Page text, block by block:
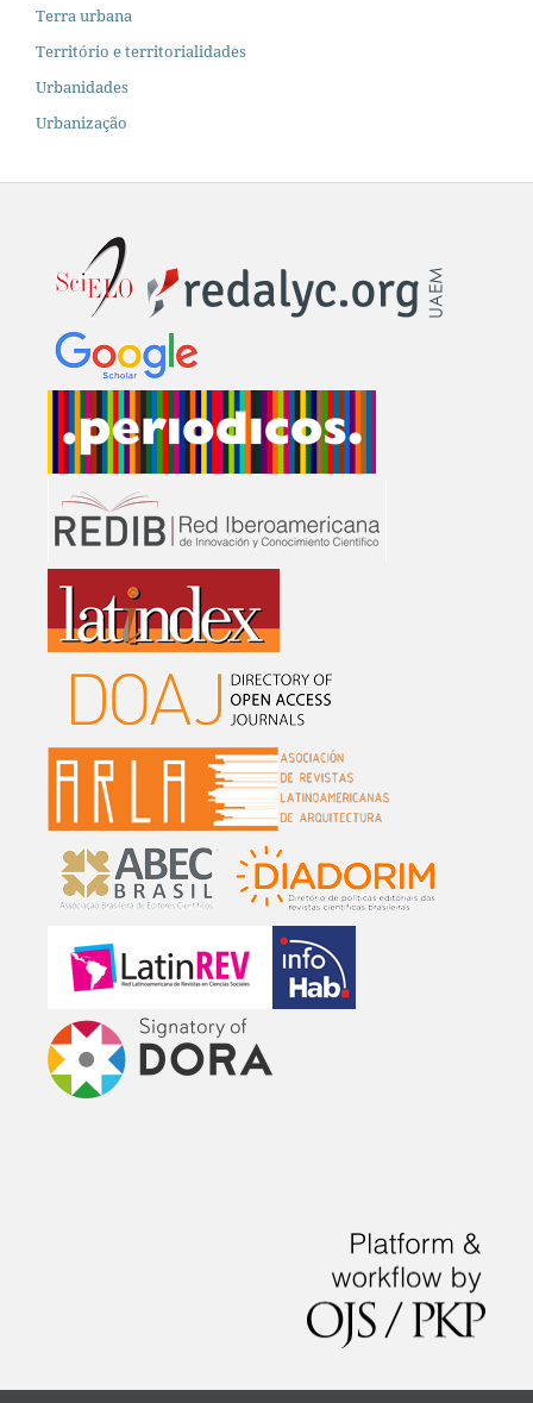
Terra urbana
Território e territorialidades
Urbanidades
Urbanização